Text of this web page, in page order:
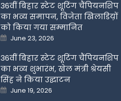
36वीं बिहार स्टेट शूटिंग चैंपियनशिप
का भव्य समापन, विजेता खिलाडिय़ों
को किया गया सम्मानित
Posted
on
June 23, 2026
36वीं बिहार स्टेट शूटिंग चैंपियनशिप
का भव्य शुभारंभ, खेल मंत्री श्रेयसी
सिंह ने किया उद्घाटन
Posted
on
June 19, 2026